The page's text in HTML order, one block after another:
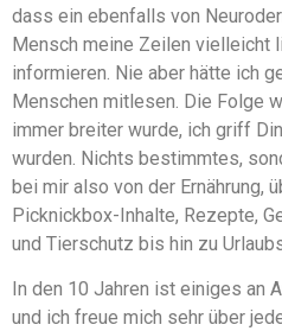
dass ein ebenfalls von
Mensch meine Zeilen vielleicht
informieren. Nie aber hätte ich
Menschen mitlesen. Die Folge
immer breiter wurde, ich griff
wurden. Nichts bestimmtes,
bei mir also von der Ernährung,
Picknickbox-Inhalte, Rezepte,
und Tierschutz bis hin zu
In den 10 Jahren ist einiges an
und ich freue mich sehr über